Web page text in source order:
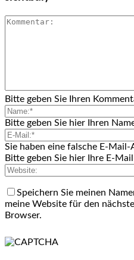
Bitte geben Sie Ihren
Bitte geben Sie hier Ihren
Sie haben eine falsche E-Mail-
Bitte geben Sie hier Ihre E-
Speichern Sie meinen
meine Website für den
Browser.